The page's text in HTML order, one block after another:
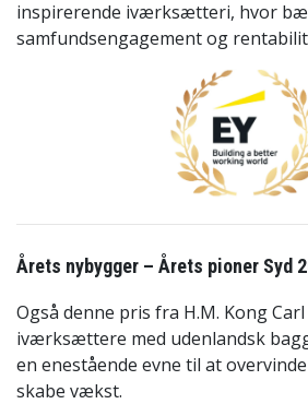
inspirerende iværksætteri, hvor
samfundsengagement og
Årets nybygger – Årets pioner Syd
Også denne pris fra H.M. Kong
iværksættere med udenlandsk
en enestående evne til at
skabe vækst.